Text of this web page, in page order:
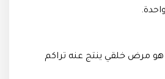
مرض خلقي ينتج عنه تراكم